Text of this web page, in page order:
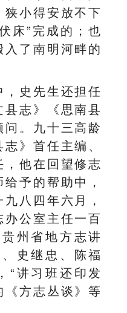
小得安放不下
床”完成的；也
了南明河畔的
史先生还担任
县志》《思南县
。九十三高龄
》首任主编、
他在回望修志
予的帮助中，
八四年六月，
公室主任一百
州省地方志讲
史继忠、陈福
“讲习班还印发
方志丛谈》等